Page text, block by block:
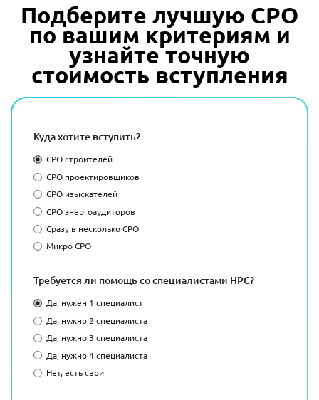
Подберите лучшую СРО
по вашим критериям и
узнайте точную
стоимость вступления
Куда хотите вступить?
СРО строителей
СРО проектировщиков
СРО изыскателей
СРО энергоаудиторов
Сразу в несколько СРО
Микро СРО
Требуется ли помощь со специалистами НРС?
Да, нужен 1 специалист
Да, нужно 2 специалиста
Да, нужно 3 специалиста
Да, нужно 4 специалиста
Нет, есть свои